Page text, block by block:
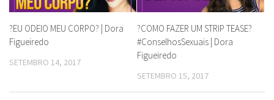
?EU ODEIO MEU CORPO? | Dora
Figueiredo
SETEMBRO 14, 2017
?COMO FAZER UM STRIP TEASE?
#ConselhosSexuais | Dora
Figueiredo
SETEMBRO 15, 2017